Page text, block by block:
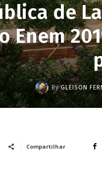
de
Enem
By GLEISON
Compartilhar